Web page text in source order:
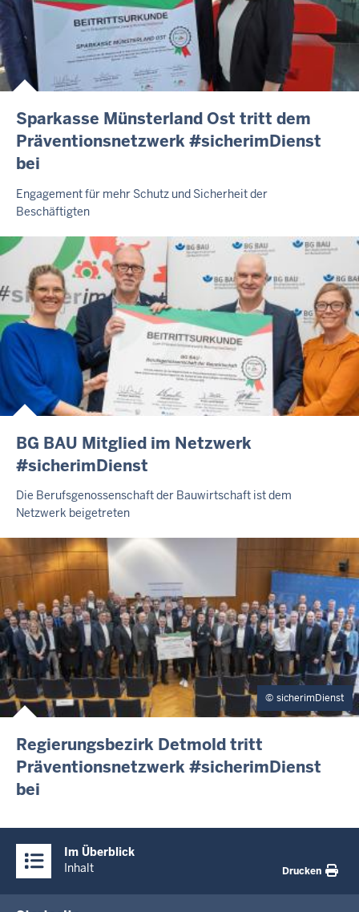
Sparkasse Münsterland Ost tritt dem
Präventionsnetzwerk #sicherimDienst
bei
Engagement für mehr Schutz und Sicherheit der
Beschäftigten
BG BAU Mitglied im Netzwerk
#sicherimDienst
Die Berufsgenossenschaft der Bauwirtschaft ist dem
Netzwerk beigetreten
sicherimDienst
Regierungsbezirk Detmold tritt
Präventionsnetzwerk #sicherimDienst
bei
Inhalte
Im Überblick
Inhalt
Drucken